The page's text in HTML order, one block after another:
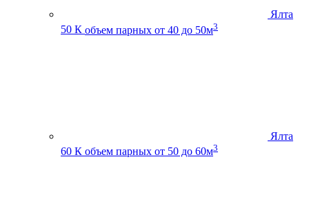
Ялта
50 К объем парных от 40 до 50м3
Ялта
60 К объем парных от 50 до 60м3